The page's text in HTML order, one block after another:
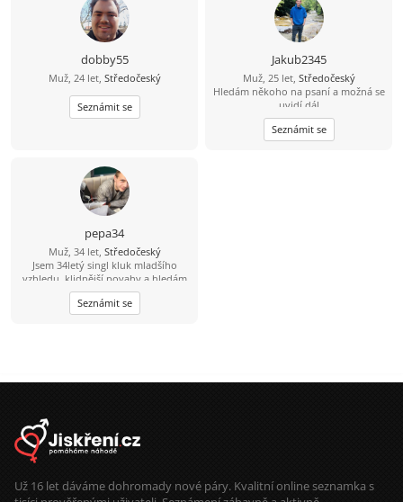
dobby55
Muž, 24 let, Středočeský
Seznámit se
Jakub2345
Muž, 25 let, Středočeský
Hledám někoho na psaní a možná se
uvidí dál
Seznámit se
pepa34
Muž, 34 let, Středočeský
Jsem 34letý singl kluk mladšího
vzhledu, klidnější povahy a hledám
hodnou ženu pro život. Mám rád
život, přírodu, sport a lidi se
smyslem pro humor. Hledáš
nereaguji.....
Seznámit se
Už 16 let dáváme dohromady nové páry. Kvalitní online seznamka s